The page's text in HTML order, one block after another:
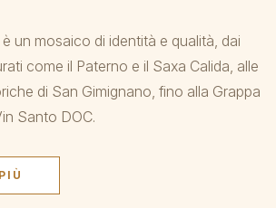
un mosaico di identità e qualità, dai
come il Paterno e il Saxa Calida, alle
di San Gimignano, fino alla Grappa
Santo DOC.